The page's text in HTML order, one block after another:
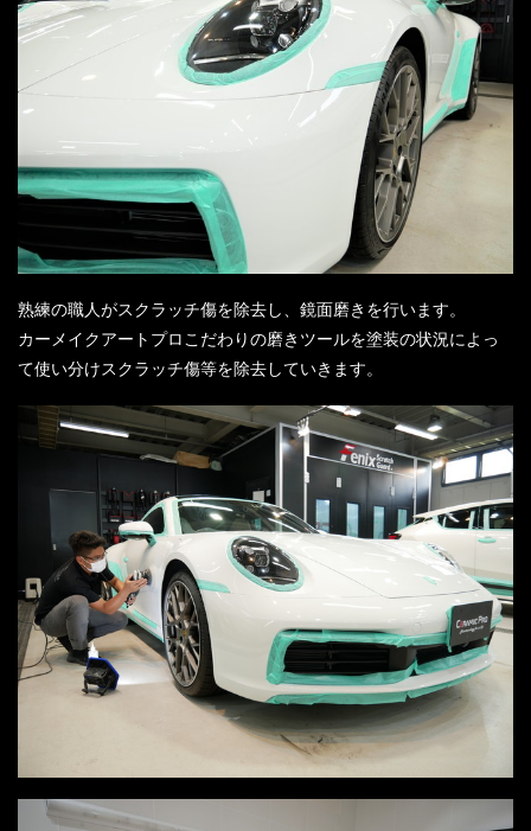
熟練の職人がスクラッチ傷を除去し、鏡面磨きを行います。
カーメイクアートプロこだわりの磨きツールを塗装の状況によっ
て使い分けスクラッチ傷等を除去していきます。